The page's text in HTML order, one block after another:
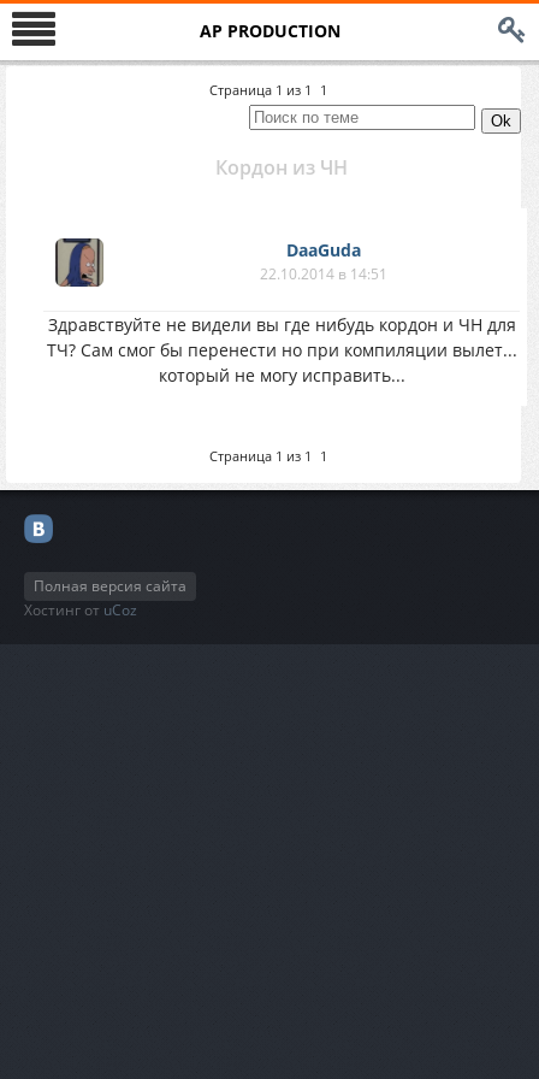
AP PRODUCTION
Страница 1 из 1 1
Кордон из ЧН
DaaGuda
22.10.2014 в 14:51
Здравствуйте не видели вы где нибудь кордон и ЧН для
ТЧ? Сам смог бы перенести но при компиляции вылет...
который не могу исправить...
Страница 1 из 1 1
Полная версия сайта
Хостинг от uCoz